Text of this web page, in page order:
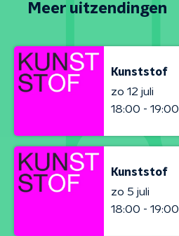
Meer uitzendingen
Kunststof
zo 12 juli
18:00 - 19:00
Kunststof
zo 5 juli
18:00 - 19:00